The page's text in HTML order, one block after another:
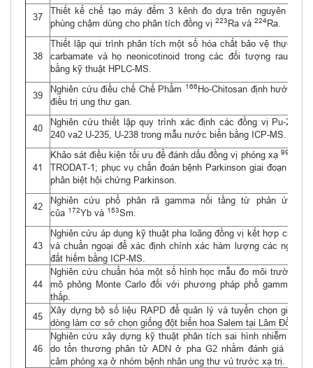
37
Thiết kế chế tạo máy đếm 3 kênh đo dựa trên nguyên lý
phùng chậm dùng cho phân tích đồng vị 223Ra và 224Ra.
38
Thiết lập qui trình phân tích một số hóa chất bảo vệ thực vật
carbamate và họ neonicotinoid trong các đối tượng rau củ
bằng kỹ thuật HPLC-MS.
39
Nghiên cứu điều chế Chế Phẩm 166Ho-Chitosan định hướng
điều trị ung thư gan.
40
Nghiên cứu thiết lập quy trình xác định các đồng vị Pu-239,
240 va2 U-235, U-238 trong mẫu nước biển bằng ICP-MS.
41
Khảo sát điều kiện tối ưu để đánh dấu đồng vị phóng xạ 99m
TRODAT-1; phục vụ chẩn đoán bệnh Parkinson giai đoạn sớm
phân biệt hội chứng Parkinson.
42
Nghiên cứu phổ phân rã gamma nối tầng từ phản ứng
của 172Yb và 153Sm.
43
Nghiên cứu áp dụng kỹ thuật pha loãng đồng vị kết hợp chuẩn
và chuẩn ngoại để xác định chính xác hàm lượng các nguyên
đất hiếm bằng ICP-MS.
44
Nghiên cứu chuẩn hóa một số hình học mẫu đo môi trường
mô phỏng Monte Carlo đối với phương pháp phổ gamma
thấp.
45
Xây dựng bộ số liệu RAPD để quản lý và tuyển chọn giống
dòng làm cơ sở chọn giống đột biến hoa Salem tại Lâm Đồng.
46
Nghiên cứu xây dựng kỹ thuật phân tích sai hình nhiễm sắc
do tổn thương phân tử ADN ở pha G2 nhằm đánh giá độ
cảm phóng xạ ở nhóm bệnh nhân ung thư vú trước xạ trị.